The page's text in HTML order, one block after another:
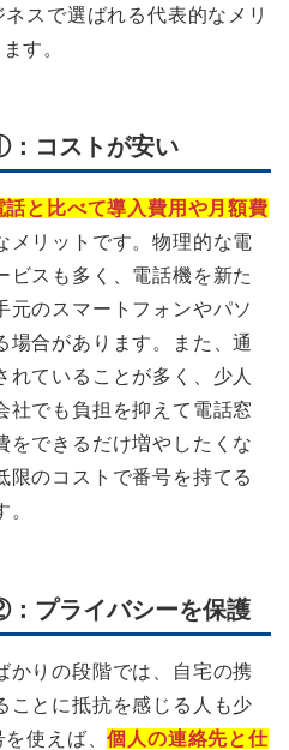
スで選ばれる代表的なメリ
す。
コストが安い
話と比べて導入費用や月額費
メリットです。物理的な電
ビスも多く、電話機を新た
元のスマートフォンやパソ
場合があります。また、通
ていることが多く、少人
社でも負担を抑えて電話窓
をできるだけ増やしたくな
限のコストで番号を持てる
プライバシーを保護
かりの段階では、自宅の携
ことに抵抗を感じる人も少
を使えば、個人の連絡先と仕